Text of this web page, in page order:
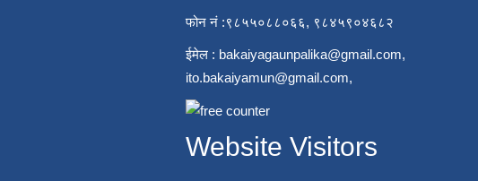
फोन नं :९८५५०८८०६६, ९८४५९०४६८२
ईमेल : bakaiyagaunpalika@gmail.com,
ito.bakaiyamun@gmail.com,
Website Visitors